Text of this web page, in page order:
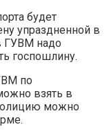
будет
упраздненной в
ГУВМ надо
госпошлину.
по
взять в
можно